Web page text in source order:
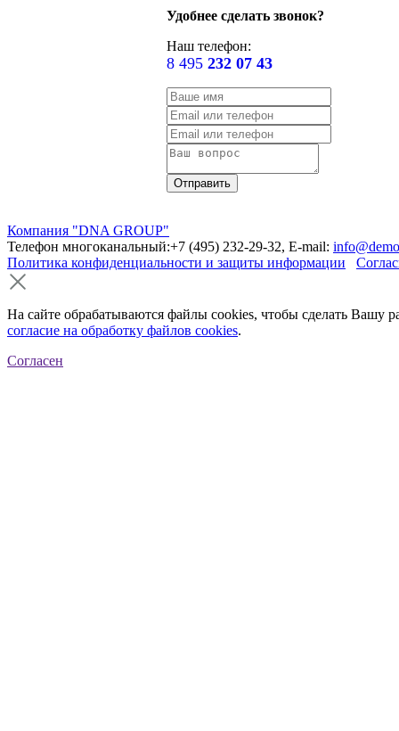
Удобнее сделать звонок?
Наш телефон:
8 495 232 07 43
Компания "DNA GROUP"
Телефон многоканальный:+7 (495) 232-29-32, E-mail:
Политика конфиденциальности и защиты информации
На сайте обрабатываются файлы cookies, чтобы сделать Вашу
согласие на обработку файлов cookies.
Согласен